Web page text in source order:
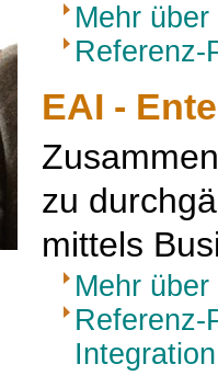
Mehr
Referenz-
EAI -
zu
mittels
Mehr
Referenz-